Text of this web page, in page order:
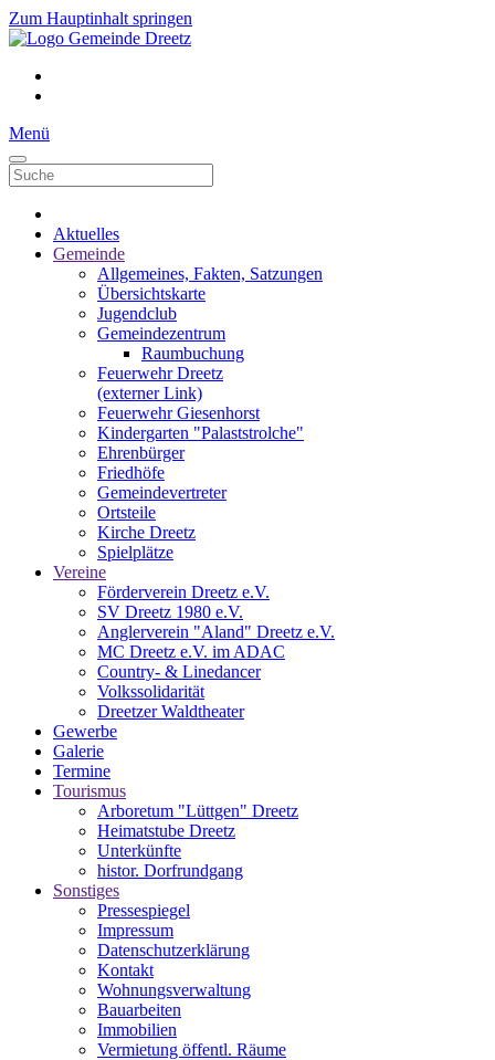
Zum Hauptinhalt springen
Menü
Aktuelles
Gemeinde
Allgemeines, Fakten, Satzungen
Übersichtskarte
Jugendclub
Gemeindezentrum
Raumbuchung
Feuerwehr Dreetz
(externer Link)
Feuerwehr Giesenhorst
Kindergarten "Palaststrolche"
Ehrenbürger
Friedhöfe
Gemeindevertreter
Ortsteile
Kirche Dreetz
Spielplätze
Vereine
Förderverein Dreetz e.V.
SV Dreetz 1980 e.V.
Anglerverein "Aland" Dreetz e.V.
MC Dreetz e.V. im ADAC
Country- & Linedancer
Volkssolidarität
Dreetzer Waldtheater
Gewerbe
Galerie
Termine
Tourismus
Arboretum "Lüttgen" Dreetz
Heimatstube Dreetz
Unterkünfte
histor. Dorfrundgang
Sonstiges
Pressespiegel
Impressum
Datenschutzerklärung
Kontakt
Wohnungsverwaltung
Bauarbeiten
Immobilien
Vermietung öffentl. Räume